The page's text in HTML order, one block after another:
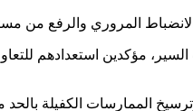
مؤكدين استعدادهم
الممارسات الكفيلة